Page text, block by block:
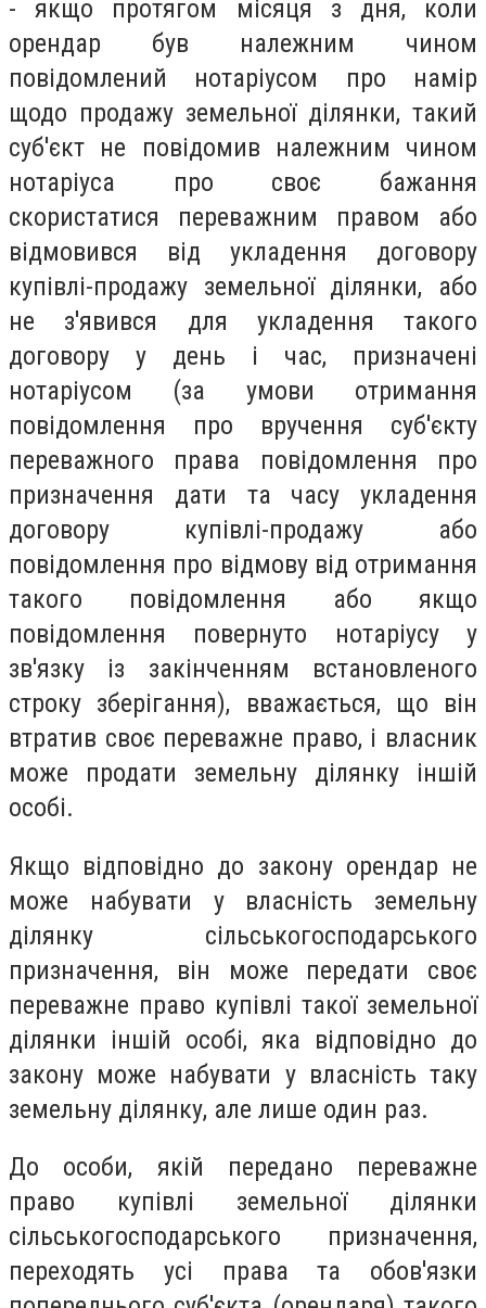
- якщо протягом місяця з дня, коли
орендар був належним чином
повідомлений нотаріусом про намір
щодо продажу земельної ділянки, такий
суб'єкт не повідомив належним чином
нотаріуса про своє бажання
скористатися переважним правом або
відмовився від укладення договору
купівлі-продажу земельної ділянки, або
не з'явився для укладення такого
договору у день і час, призначені
нотаріусом (за умови отримання
повідомлення про вручення суб'єкту
переважного права повідомлення про
призначення дати та часу укладення
договору купівлі-продажу або
повідомлення про відмову від отримання
такого повідомлення або якщо
повідомлення повернуто нотаріусу у
зв'язку із закінченням встановленого
строку зберігання), вважається, що він
втратив своє переважне право, і власник
може продати земельну ділянку іншій
особі.
Якщо відповідно до закону орендар не
може набувати у власність земельну
ділянку сільськогосподарського
призначення, він може передати своє
переважне право купівлі такої земельної
ділянки іншій особі, яка відповідно до
закону може набувати у власність таку
земельну ділянку, але лише один раз.
До особи, якій передано переважне
право купівлі земельної ділянки
сільськогосподарського призначення,
переходять усі права та обов'язки